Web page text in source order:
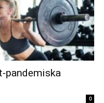
pandemiska
0